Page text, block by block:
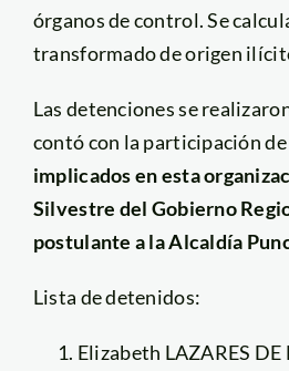
órganos de control. Se
transformado de origen
Las detenciones se
contó con la participación
implicados en esta
Silvestre del Gobierno
postulante a la Alcaldía
Lista de detenidos:
Elizabeth LAZARES DE